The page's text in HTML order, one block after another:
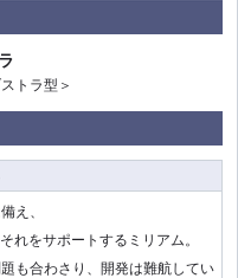
トラ型＞
え、
れをサポートするミリアム。
も合わさり、開発は難航してい